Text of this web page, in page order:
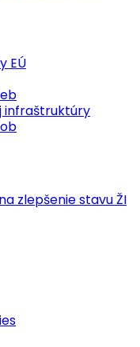
EÚ
infraštruktúry
zlepšenie stavu ŽI